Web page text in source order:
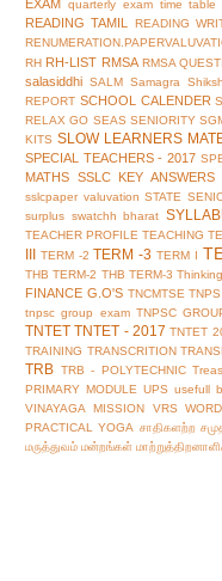
EXAM quarterly exam time table
READING TAMIL READING
RH RH-LIST RMSA RMSA
salasiddhi SALM Samagra
REPORT SCHOOL CALENDER
RELAX GO SEAS SENIORITY
KITS SLOW LEARNERS
SPECIAL TEACHERS - 2017
MATHS SSLC KEY ANSWERS
sslcpaper valuvation STATE
surplus swatchh bharat
TEACHER PROFILE TEACHING
TERM -2 TERM -3 TERM I
THB TERM-2 THB TERM-3
FINANCE G.O'S TNCMTSE
tnpsc group exam TNPSC
TNTET TNTET - 2017 TNTET
TRAINING TRANSCRITION
TRB TRB - POLYTECHNIC
PRIMARY MODULE UPS usefull
VINAYAGA MISSION VRS
PRACTICAL
YOGA சாதிகளற்ற
மருத்துவம் மன்றங்கள்